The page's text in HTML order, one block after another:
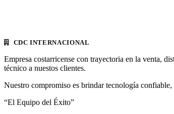
CDC INTERNACIONAL
Empresa costarricense con trayectoria en la venta,
técnico a nuestos clientes.
Nuestro compromiso es brindar tecnología
“El Equipo del Éxito”